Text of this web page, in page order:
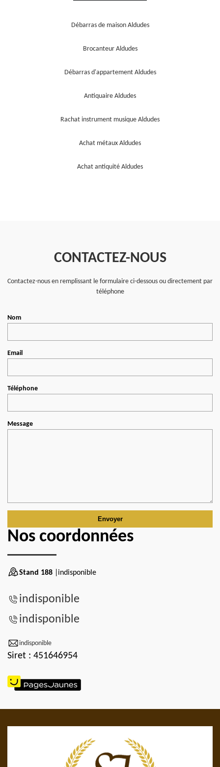
Débarras de maison Aldudes
Brocanteur Aldudes
Débarras d'appartement Aldudes
Antiquaire Aldudes
Rachat instrument musique Aldudes
Achat métaux Aldudes
Achat antiquité Aldudes
CONTACTEZ-NOUS
Contactez-nous en remplissant le formulaire ci-dessous ou directement par
téléphone
Nom
Email
Téléphone
Message
Nos coordonnées
Stand 188 |indisponible
indisponible
indisponible
indisponible
Siret : 451646954